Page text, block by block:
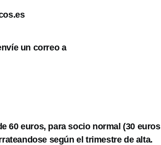
un correo a
60 euros, para socio normal (30 euros
según el trimestre de alta.